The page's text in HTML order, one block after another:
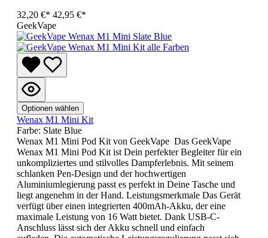
32,20 €* 42,95 €*
GeekVape
Optionen wählen
Wenax M1 Mini Kit
Farbe: Slate Blue
Wenax M1 Mini Pod Kit von GeekVape Das GeekVape
Wenax M1 Mini Pod Kit ist Dein perfekter Begleiter für ein
unkompliziertes und stilvolles Dampferlebnis. Mit seinem
schlanken Pen-Design und der hochwertigen
Aluminiumlegierung passt es perfekt in Deine Tasche und
liegt angenehm in der Hand. Leistungsmerkmale Das Gerät
verfügt über einen integrierten 400mAh-Akku, der eine
maximale Leistung von 16 Watt bietet. Dank USB-C-
Anschluss lässt sich der Akku schnell und einfach